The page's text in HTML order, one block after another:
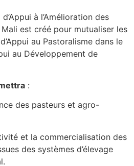
à l’Amélioration des
Mali est créé pour mutualiser les
au Pastoralisme dans le
au Développement de
:
des pasteurs et agro-
et la commercialisation des
des systèmes d’élevage